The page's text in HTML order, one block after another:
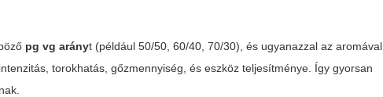
pg vg arányt (például 50/50, 60/40, 70/30), és ugyanazzal az aromával
torokhatás, gőzmennyiség, és eszköz teljesítménye. Így gyorsan